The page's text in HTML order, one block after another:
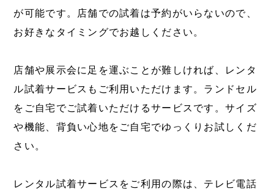
が可能です。店舗での試着は予約がいらないので、
お好きなタイミングでお越しください。
店舗や展示会に足を運ぶことが難しければ、レンタ
ル試着サービスもご利用いただけます。ランドセル
をご自宅でご試着いただけるサービスです。サイズ
や機能、背負い心地をご自宅でゆっくりお試しくだ
さい。
レンタル試着サービスをご利用の際は、テレビ電話